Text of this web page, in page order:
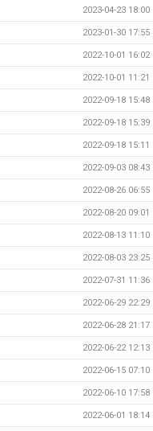
2023-04-23 18:00
2023-01-30 17:55
2022-10-01 16:02
2022-10-01 11:21
2022-09-18 15:48
2022-09-18 15:39
2022-09-18 15:11
2022-09-03 08:43
2022-08-26 06:55
2022-08-20 09:01
2022-08-13 11:10
2022-08-03 23:25
2022-07-31 11:36
2022-06-29 22:29
2022-06-28 21:17
2022-06-22 12:13
2022-06-15 07:10
2022-06-10 17:58
2022-06-01 18:14